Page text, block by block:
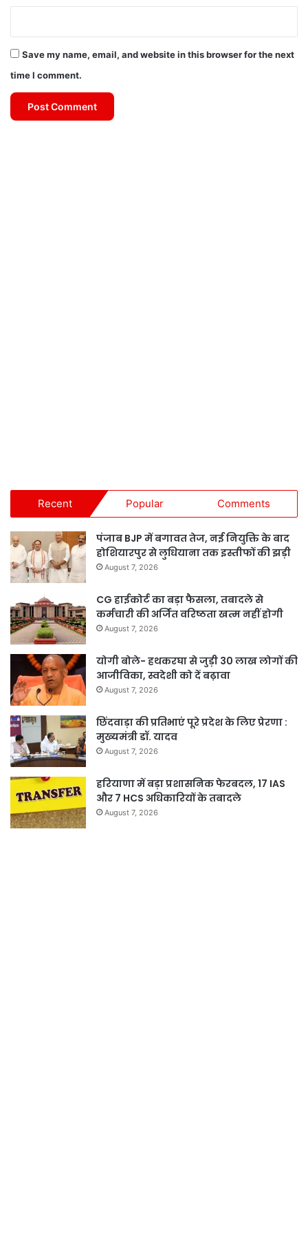
Save my name, email, and website in this browser for the next
time I comment.
Recent Popular Comments
पंजाब BJP में बगावत तेज, नई नियुक्ति के बाद
होशियारपुर से लुधियाना तक इस्तीफों की झड़ी
August 7, 2026
CG हाईकोर्ट का बड़ा फैसला, तबादले से
कर्मचारी की अर्जित वरिष्ठता खत्म नहीं होगी
August 7, 2026
योगी बोले- हथकरघा से जुड़ी 30 लाख लोगों की
आजीविका, स्वदेशी को दें बढ़ावा
August 7, 2026
छिंदवाड़ा की प्रतिभाएं पूरे प्रदेश के लिए प्रेरणा :
मुख्यमंत्री डॉ. यादव
August 7, 2026
हरियाणा में बड़ा प्रशासनिक फेरबदल, 17 IAS
और 7 HCS अधिकारियों के तबादले
August 7, 2026